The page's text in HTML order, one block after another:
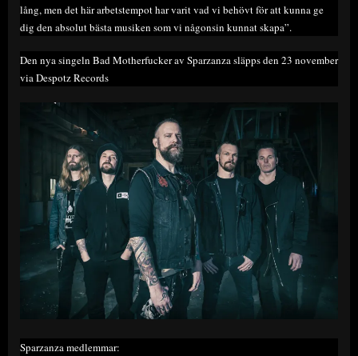
lång, men det här arbetstempot har varit vad vi behövt för att kunna ge
dig den absolut bästa musiken som vi någonsin kunnat skapa”.
Den nya singeln Bad Motherfucker av Sparzanza släpps den 23 november
via Despotz Records
Sparzanza medlemmar: